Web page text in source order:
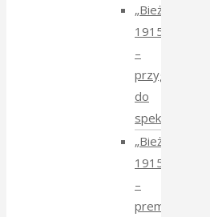
„Bieżeństwo
1915”
–
przygotowania
do
spektaklu
„Bieżeństwo
1915”
–
premiera